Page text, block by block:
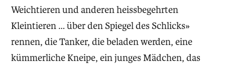
Weichtieren und anderen heissbegehrten
Kleintieren … über den Spiegel des Schlicks»
rennen, die Tanker, die beladen werden, eine
kümmerliche Kneipe, ein junges Mädchen, das